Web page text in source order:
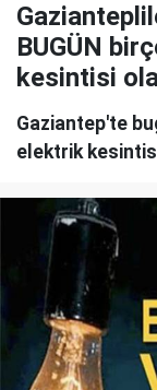
BUGÜN
kesintisi
Gaziantep'te
elektrik